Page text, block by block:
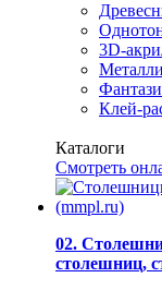
3D-
Клей-
Каталоги
Смотреть
02.
столешниц,